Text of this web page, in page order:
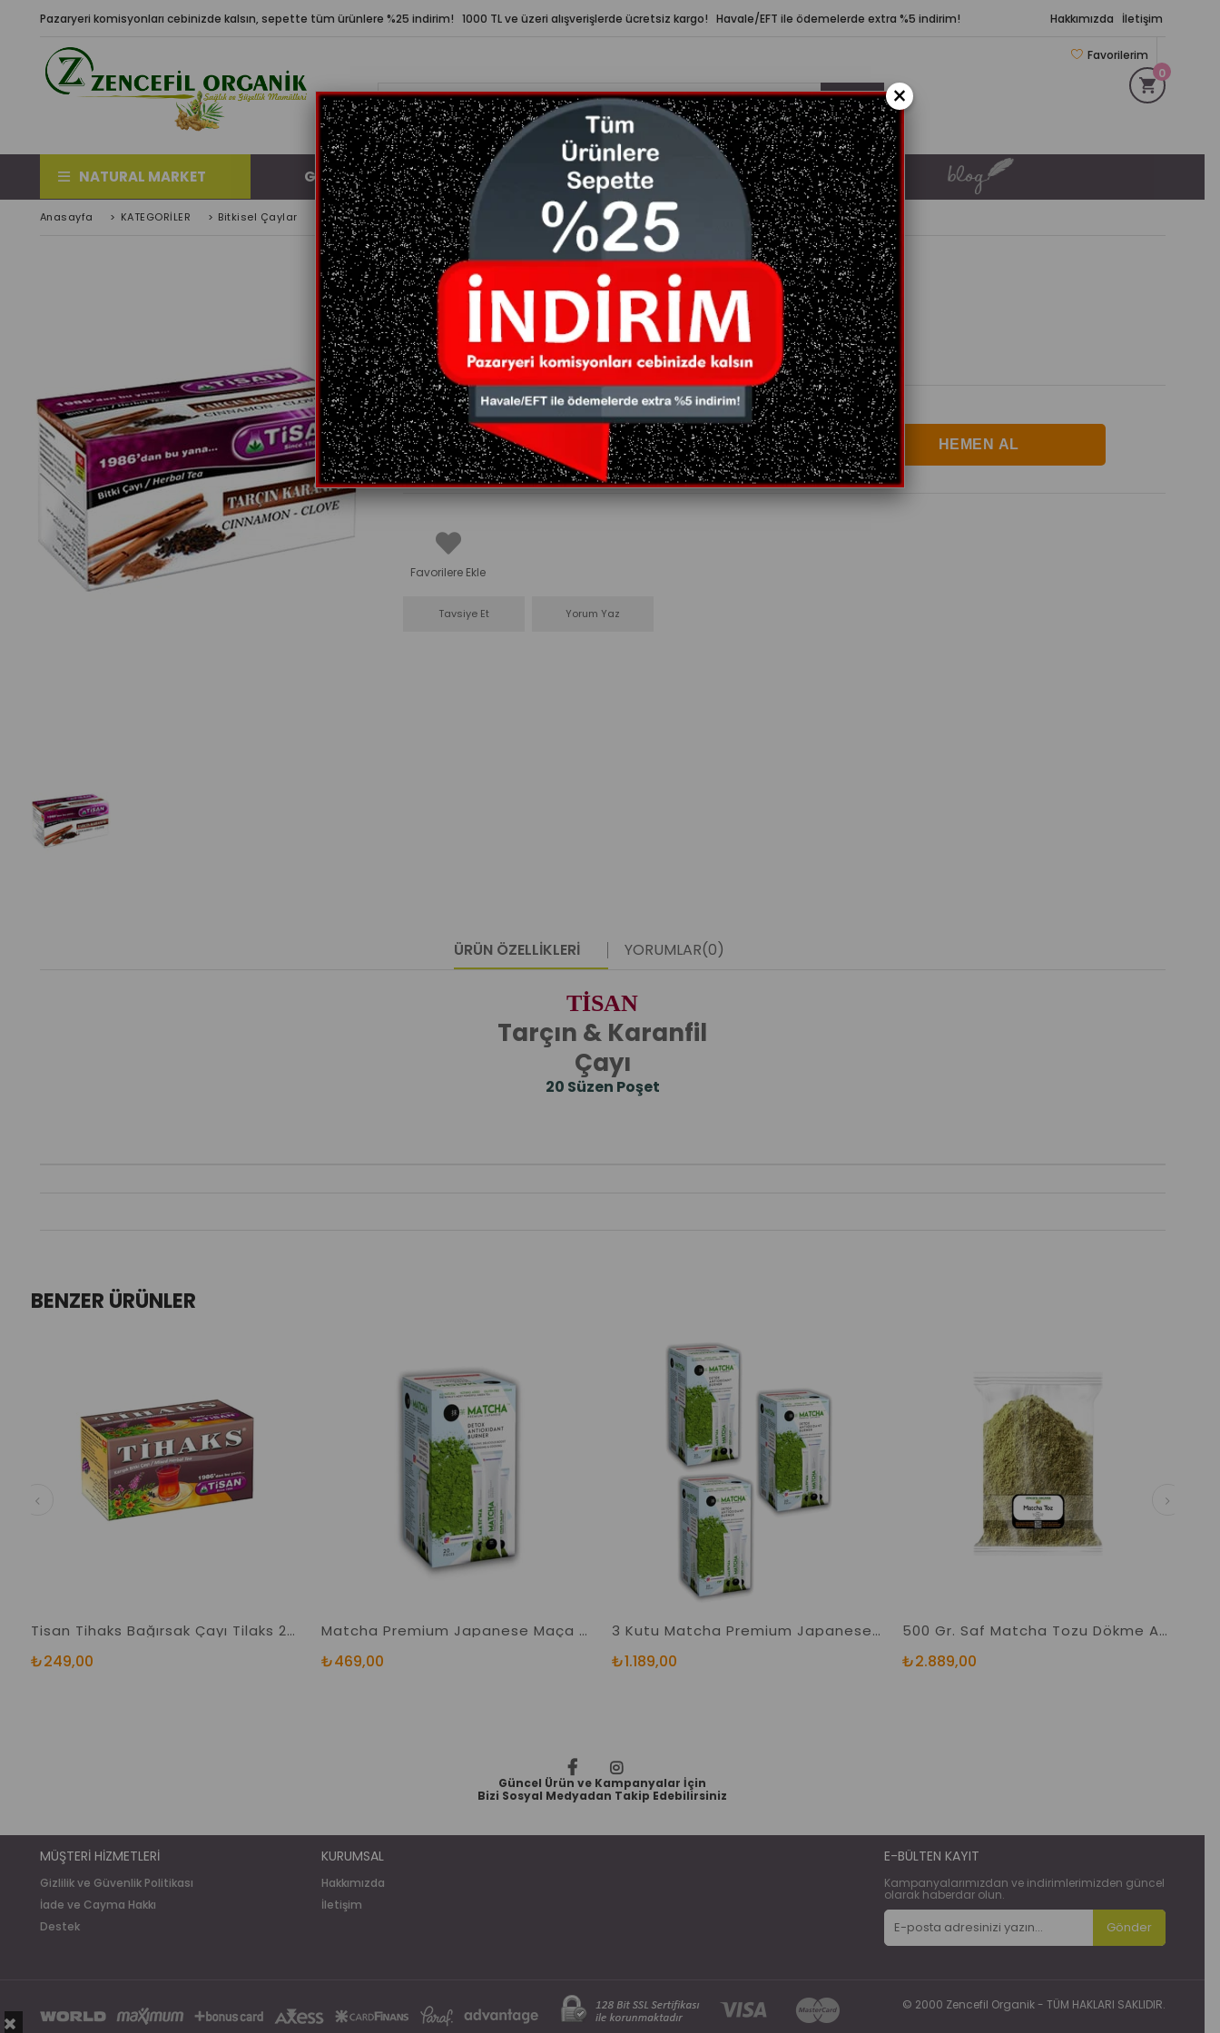
Pazaryeri komisyonları cebinizde kalsın, sepette tüm ürünlere %25 indirim! 1000 TL ve üzeri alışverişlerde ücretsiz kargo! Havale/EFT ile ödemelerde extra %5 indirim! Hakkımızda İletişim
Favorilerim
0
NATURAL MARKET GÜNDEM ÜRÜNLERİ YAZA HAZIRLIK ÇOK SATANLAR KIŞ KÖŞESİ
Anasayfa > KATEGORİLER > Bitkisel Çaylar Tisan Tarçın Karanfil Çayı Sallama Bitki Çayı
Tisan Tarçın Karanfil Çayı Sallama Bitki Çayı
₺209,00 (KDV Dahil)
Favorilere Ekle
Tavsiye Et Yorum Yaz
ÜRÜN ÖZELLIKLERI YORUMLAR(0)
TİSAN
Tarçın & Karanfil
Çayı
20 Süzen Poşet
BENZER ÜRÜNLER
Tisan Tihaks Bağırsak Çayı Tilaks 20 Süzen Poşet
₺249,00
Matcha Premium Japanese Maça Japon Çayı 20 Sticks
₺469,00
3 Kutu Matcha Premium Japanese Maça Japon Çayı 60 Sticks
₺1.189,00
500 Gr. Saf Matcha Tozu Dökme Açık Ürün Japon Çayı Yeşil Toz
₺2.889,00
Güncel Ürün ve Kampanyalar İçin
Bizi Sosyal Medyadan Takip Edebilirsiniz
MÜŞTERİ HİZMETLERİ
Gizlilik ve Güvenlik Politikası
İade ve Cayma Hakkı
Destek
KURUMSAL
Hakkımızda
İletişim
E-BÜLTEN KAYIT
Kampanyalarımızdan ve indirimlerimizden güncel
olarak haberdar olun.
Gönder
© 2000 Zencefil Organik - TÜM HAKLARI SAKLIDIR.
×